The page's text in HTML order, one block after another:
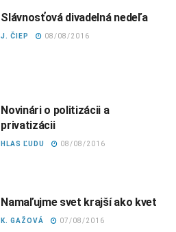
Slávnosťová divadelná nedeľa
J. ČIEP 08/08/2016
Novinári o politizácii a
privatizácii
HLAS ĽUDU 08/08/2016
Namaľujme svet krajší ako kvet
K. GAŽOVÁ 07/08/2016